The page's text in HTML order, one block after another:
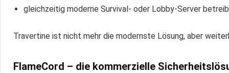
gleichzeitig moderne Survival- oder Lobby-Server
Travertine ist nicht mehr die modernste Lösung, aber
FlameCord – die kommerzielle